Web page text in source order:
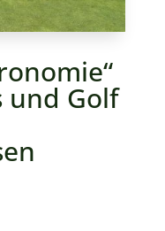
und Golf